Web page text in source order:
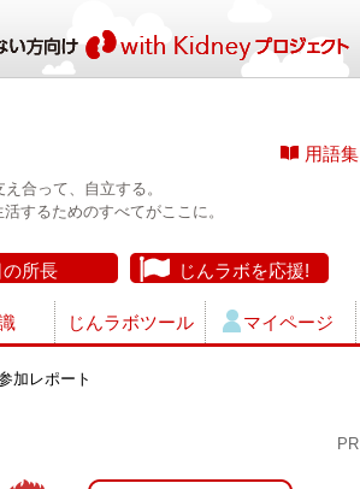
用語集
合って、自立する。
するためのすべてがここに。
所長 じんラボを応援!
じんラボツール マイページ
加レポート
PR